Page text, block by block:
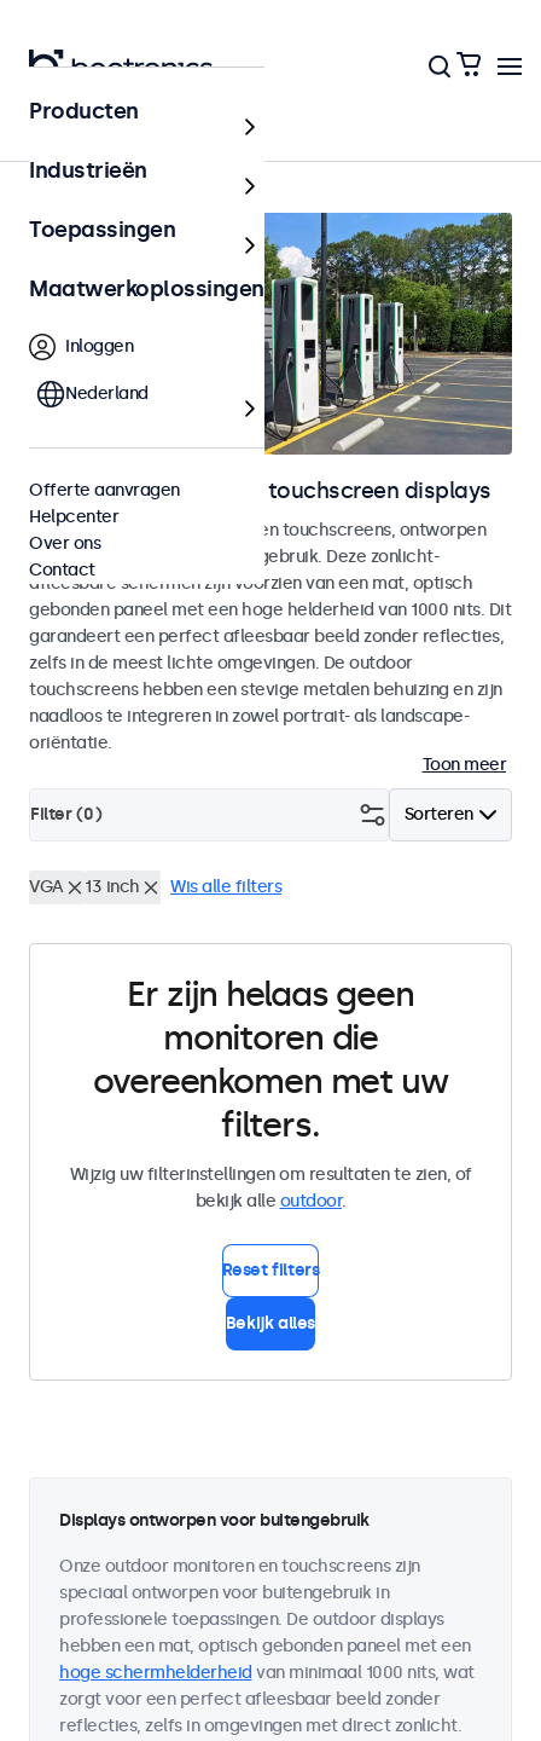
Home
Outdoor monitoren en touchscreen displays
Weersbestendige monitoren en touchscreens, ontworpen
voor zowel binnen- als buitengebruik. Deze zonlicht-
afleesbare schermen zijn voorzien van een mat, optisch
gebonden paneel met een hoge helderheid van 1000 nits. Dit
garandeert een perfect afleesbaar beeld zonder reflecties,
zelfs in de meest lichte omgevingen. De outdoor
touchscreens hebben een stevige metalen behuizing en zijn
naadloos te integreren in zowel portrait- als landscape-
oriëntatie.
Toon meer
Sorteren
Filter (0)
VGA 13 inch Wis alle filters
Er zijn helaas geen
monitoren die
overeenkomen met uw
filters.
Wijzig uw filterinstellingen om resultaten te zien, of
bekijk alle outdoor.
Reset filters
Bekijk alles
Displays ontworpen voor buitengebruik
Onze outdoor monitoren en touchscreens zijn
speciaal ontworpen voor buitengebruik in
professionele toepassingen. De outdoor displays
hebben een mat, optisch gebonden paneel met een
hoge schermhelderheid van minimaal 1000 nits, wat
zorgt voor een perfect afleesbaar beeld zonder
reflecties, zelfs in omgevingen met direct zonlicht.
Producten
Industrieën
Toepassingen
Maatwerkoplossingen
Inloggen
Nederland
Offerte aanvragen
Helpcenter
Over ons
Contact